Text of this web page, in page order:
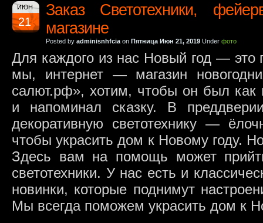
ИЮН
21
Заказ Светотехники,
магазине
Posted by adminisnhfcia on Пятница Июн 21, 2019 Under фото
Для каждого из нас Новый год — это
мы, интернет — магазин
салют.рф», хотим, чтобы он был как
и напоминал сказку. В
декоративную светотехнику —
чтобы украсить дом к Новому году.
Здесь вам на помощь может
светотехники. У нас есть и
новинки, которые поднимут
Мы всегда поможем украсить дом к